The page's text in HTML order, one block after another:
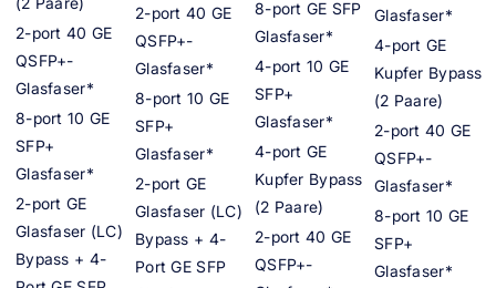
2-port 40 GE
QSFP+-
Glasfaser*
8-port 10 GE
SFP+
Glasfaser*
2-port GE
Glasfaser (LC)
Bypass + 4-
2-port 40 GE
QSFP+-
Glasfaser*
8-port 10 GE
SFP+
Glasfaser*
2-port GE
Glasfaser (LC)
Bypass + 4-
Port GE SFP
8-port GE SFP
Glasfaser*
4-port 10 GE
SFP+
Glasfaser*
4-port GE
Kupfer Bypass
(2 Paare)
2-port 40 GE
QSFP+-
Glasfaser*
4-port GE
Kupfer Bypass
(2 Paare)
2-port 40 GE
QSFP+-
Glasfaser*
8-port 10 GE
SFP+
Glasfaser*